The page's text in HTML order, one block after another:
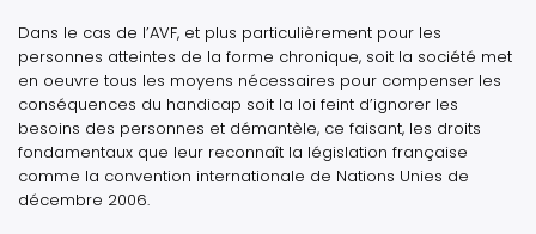
Dans le cas de l’AVF, et plus particulièrement pour les
personnes atteintes de la forme chronique, soit la société met
en oeuvre tous les moyens nécessaires pour compenser les
conséquences du handicap soit la loi feint d’ignorer les
besoins des personnes et démantèle, ce faisant, les droits
fondamentaux que leur reconnaît la législation française
comme la convention internationale de Nations Unies de
décembre 2006.